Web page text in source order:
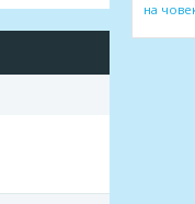
на